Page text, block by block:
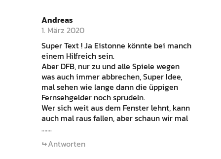
Andreas
1. März 2020
Super Text ! Ja Eistonne könnte bei manch
einem Hilfreich sein.
Aber DFB, nur zu und alle Spiele wegen
was auch immer abbrechen, Super Idee,
mal sehen wie lange dann die üppigen
Fernsehgelder noch sprudeln.
Wer sich weit aus dem Fenster lehnt, kann
auch mal raus fallen, aber schaun wir mal
…….
Antworten